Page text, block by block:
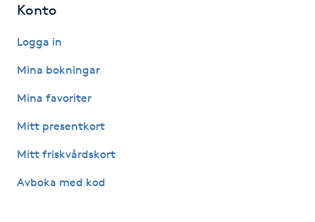
Gravidmassage
Gravidyoga
Gua Sha-massage
H
Hatha Yoga
Konto
Logga in
Mina bokningar
Mina favoriter
Mitt presentkort
Mitt friskvårdskort
Avboka med kod